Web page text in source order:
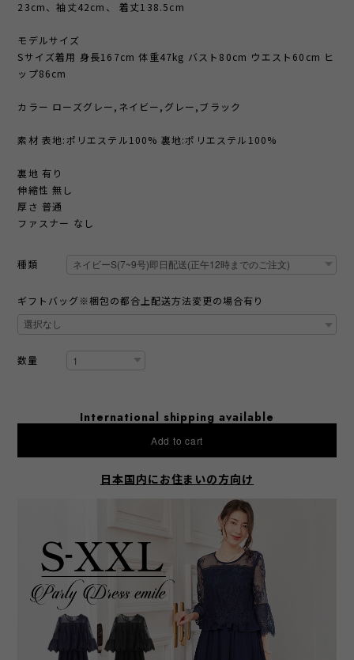
23cm、袖丈42cm、 着丈138.5cm
モデルサイズ
Sサイズ着用 身長167cm 体重47kg バスト80cm ウエスト60cm ヒ
ップ86cm
カラー ローズグレー,ネイビー,グレー,ブラック
素材 表地:ポリエステル100% 裏地:ポリエステル100%
裏地 有り
伸縮性 無し
厚さ 普通
ファスナー なし
種類
ギフトバッグ※梱包の都合上配送方法変更の場合有り
数量
International shipping available
Add to cart
日本国内にお住まいの方向け